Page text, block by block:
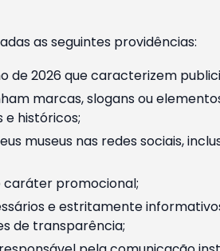
as seguintes providências:
2026 que caracterizem
marcas, slogans ou
históricos;
museus nas redes sociais,
caráter promocional;
e estritamente
de transparência;